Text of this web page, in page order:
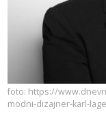
foto: https://
modni-dizajner-karl-